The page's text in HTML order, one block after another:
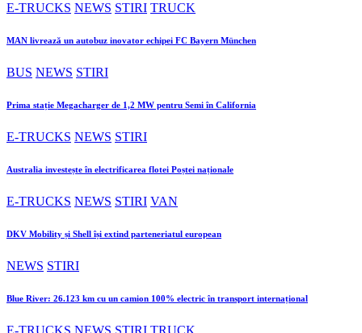
E-TRUCKS NEWS STIRI TRUCK
MAN livrează un autobuz inovator echipei FC Bayern München
BUS NEWS STIRI
Prima stație Megacharger de 1,2 MW pentru Semi în California
E-TRUCKS NEWS STIRI
Australia investește în electrificarea flotei Poștei naționale
E-TRUCKS NEWS STIRI VAN
DKV Mobility și Shell își extind parteneriatul european
NEWS STIRI
Blue River: 26.123 km cu un camion 100% electric în transport internațional
E-TRUCKS NEWS STIRI TRUCK